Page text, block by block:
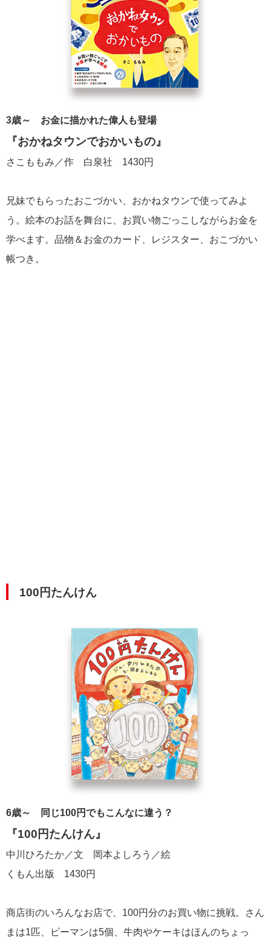
3歳～ お金に描かれた偉人も登場
『おかねタウンでおかいもの』
さこももみ／作 白泉社 1430円
兄妹でもらったおこづかい、おかねタウンで使ってみよ
う。絵本のお話を舞台に、お買い物ごっこしながらお金を
学べます。品物＆お金のカード、レジスター、おこづかい
帳つき。
100円たんけん
6歳～ 同じ100円でもこんなに違う？
『100円たんけん』
中川ひろたか／文 岡本よしろう／絵
くもん出版 1430円
商店街のいろんなお店で、100円分のお買い物に挑戦。さん
まは1匹、ピーマンは5個、牛肉やケーキはほんのちょっ